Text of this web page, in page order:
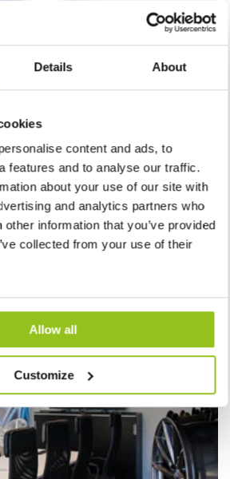
Details About
content and ads, to
features and to analyse our traffic.
about your use of our site with
and analytics partners who
information that you’ve provided
collected from your use of their
Allow all
Customize
och förbättrad välmående
Läs mer